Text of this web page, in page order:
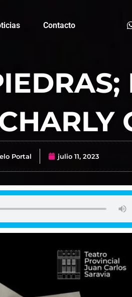
Contacto
Portal julio 11, 2023